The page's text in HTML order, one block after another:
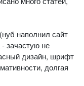
наполнил сайт
зачастую не
дизайн, шрифт
долгая